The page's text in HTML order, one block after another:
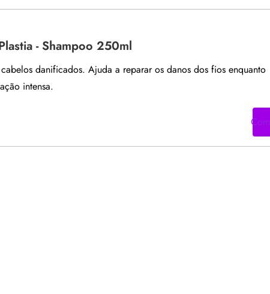
- Shampoo 250ml
danificados. Ajuda a reparar os danos dos fios enquanto
intensa.